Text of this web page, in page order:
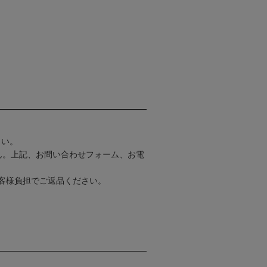
。
上記、お問い合わせフォーム、お電
負担でご返品ください。